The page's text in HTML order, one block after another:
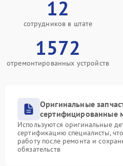
12
сотрудников в штате
1572
отремонтированных устройств
Оригинальные
сертифицированные
Используются оригинальные
сертификацию специалисты,
работу после ремонта и
обязательств